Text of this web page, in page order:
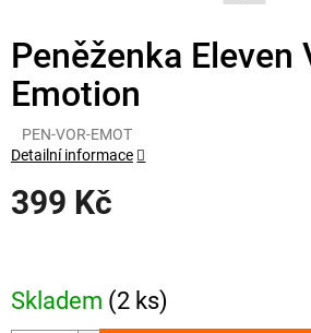
Peněženka Eleven
Emotion
PEN-VOR-EMOT
399 Kč
Skladem (2 ks)
Detailní informace